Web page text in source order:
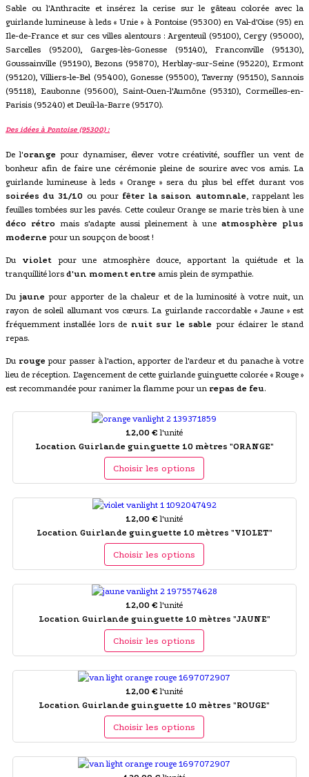
Sable ou l'Anthracite et insérez la cerise sur le gâteau colorée avec la
guirlande lumineuse à leds « Unie » à Pontoise (95300) en Val-d'Oise (95) en
Ile-de-France et sur ces villes alentours : Argenteuil (95100), Cergy (95000),
Sarcelles (95200), Garges-lès-Gonesse (95140), Franconville (95130),
Goussainville (95190), Bezons (95870), Herblay-sur-Seine (95220), Ermont
(95120), Villiers-le-Bel (95400), Gonesse (95500), Taverny (95150), Sannois
(95118), Eaubonne (95600), Saint-Ouen-l'Aumône (95310), Cormeilles-en-
Parisis (95240) et Deuil-la-Barre (95170).
Des idées à Pontoise (95300) :
De l'orangepour dynamiser, élever votre créativité, souffler un vent de
bonheur afin de faire une cérémonie pleine de sourire avec vos amis. La
guirlande lumineuse à leds « Orange » sera du plus bel effet durant vos
soirées du 31/10 ou pour fêter la saison automnale, rappelant les
feuilles tombées sur les pavés. Cette couleur Orange se marie très bien à une
déco rétro mais s'adapte aussi pleinement à uneatmosphère plus
moderne pour un soupçon de boost !
Du violetpour une atmosphère douce, apportant la quiétude et la
tranquillité lors d'un moment entre amis plein de sympathie.
Dujaune pour apporter de la chaleur et de la luminosité à votre nuit, un
rayon de soleil allumant vos cœurs. La guirlande raccordable « Jaune » est
fréquemment installée lors de nuit sur le sable pour éclairer le stand
repas.
Du rougepour passer à l'action, apporter de l'ardeur et du panache à votre
lieu de réception. L'agencement de cette guirlande guinguette colorée « Rouge »
est recommandée pour ranimer la flamme pour un repas de feu.
12,00 € l'unité
Location Guirlande guinguette 10 mètres "ORANGE"
Choisir les options
12,00 € l'unité
Location Guirlande guinguette 10 mètres "VIOLET"
Choisir les options
12,00 € l'unité
Location Guirlande guinguette 10 mètres "JAUNE"
Choisir les options
12,00 € l'unité
Location Guirlande guinguette 10 mètres "ROUGE"
Choisir les options